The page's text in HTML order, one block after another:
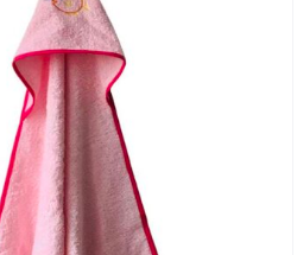
OPTIES SELECTEREN
HEEFT